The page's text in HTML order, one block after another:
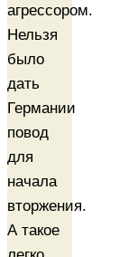
агрессором.
Нельзя
было
дать
Германии
повод
для
начала
вторжения.
А такое